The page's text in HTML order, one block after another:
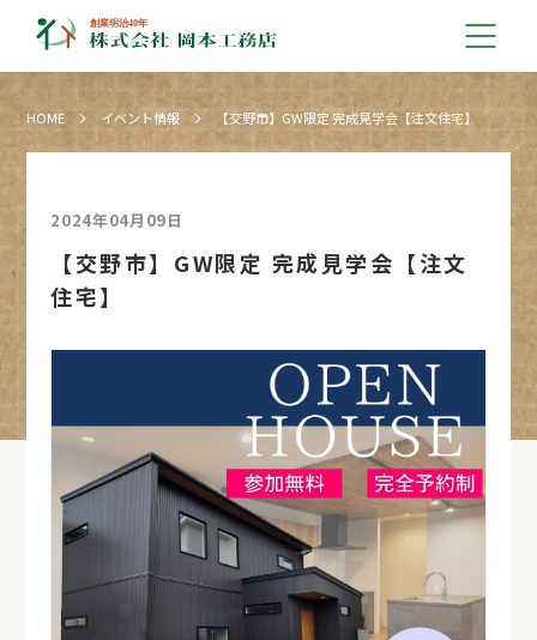
HOME イベント情報 【交野市】GW限定 完成見学会【注文住宅】
2024年04月09日
【交野市】GW限定 完成見学会【注文
住宅】